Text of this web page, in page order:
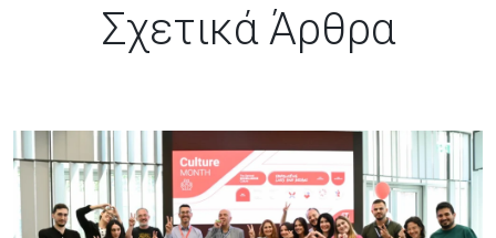
Σχετικά Άρθρα